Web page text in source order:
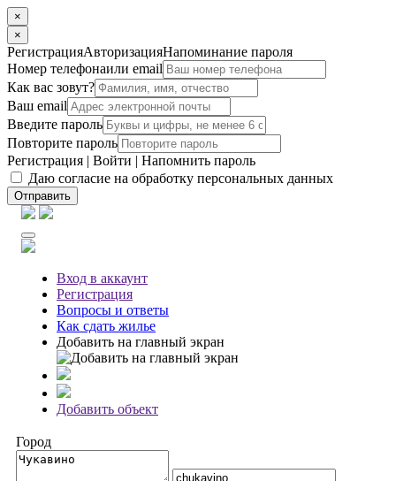
×
×
РегистрацияАвторизацияНапоминание пароля
Номер телефонаили email
Как вас зовут?
Ваш email
Введите пароль
Повторите пароль
Регистрация | Войти | Напомнить пароль
Даю согласие на обработку персональных данных
Отправить
Вход в аккаунт
Регистрация
Вопросы и ответы
Как сдать жилье
Добавить на главный экран
Добавить объект
Город